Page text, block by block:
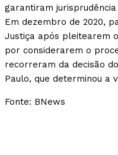
garantiram
Em dezembro de 2020,
Justiça após pleitearem
por considerarem o
recorreram da decisão
Paulo, que determinou a
Fonte: BNews